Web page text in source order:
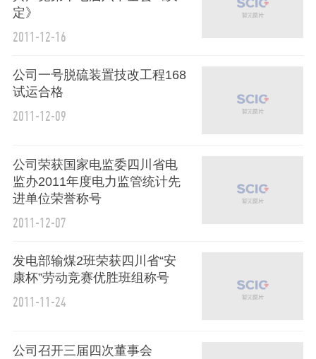
定》
2011-12-16
公司一号脱硫装置技改工程168
试运合格
2011-12-09
公司荣获国家电监委四川省电
监办2011年度电力监管统计先
进单位荣誉称号
2011-12-07
发电部输煤2班荣获四川省“安
康杯”劳动竞赛优胜班组称号
2011-11-24
公司召开三届四次董事会